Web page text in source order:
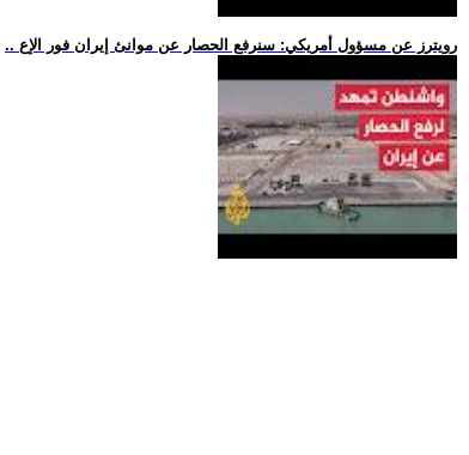
.. رويترز عن مسؤول أمريكي: سنرفع الحصار عن موانئ إيران فور الإع